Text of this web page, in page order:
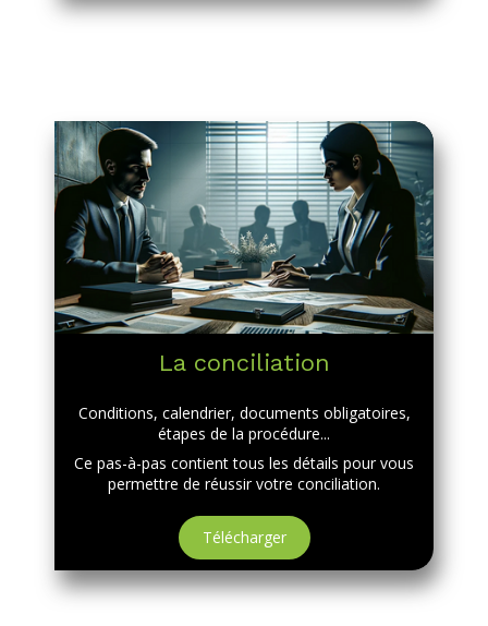
La conciliation
Conditions, calendrier, documents obligatoires,
étapes de la procédure...
Ce pas-à-pas contient tous les détails pour vous
permettre de réussir votre conciliation.
Télécharger